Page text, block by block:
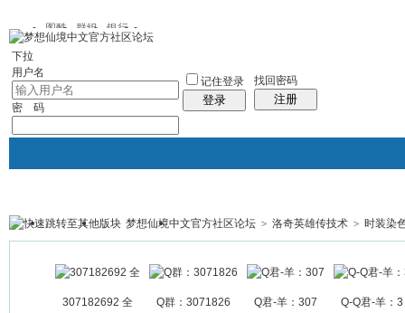
图酷 群组 银行
下拉
用户名
密 码
记住登录
登录
找回密码
注册
银行 群组聚合 我的空间
帖子
梦想仙境中文官方社区论坛 > 洛奇英雄传技术 > 时装染
307182692 全 Q群：3071826 Q君-羊：307 Q-Q君-羊：3